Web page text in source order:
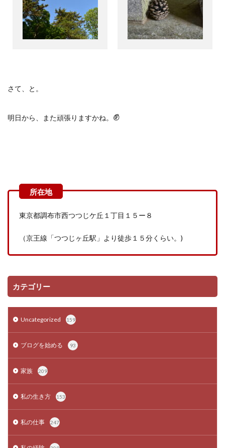
さて、と。
明日から、また頑張りますかね。 ✊
東京都調布市西つつじケ丘１丁目１５ー８
（京王線「つつじヶ丘駅」より徒歩１５分くらい。 )
カテゴリー
Uncategorized 159
ブログを始める 93
家族 209
私の生き方 153
私の仕事 247